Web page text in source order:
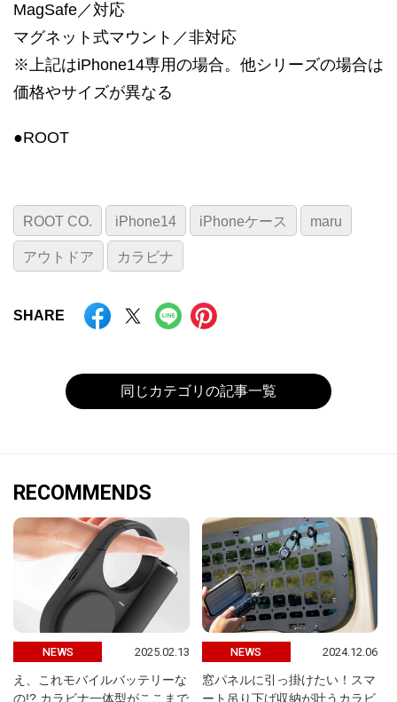
MagSafe／対応
マグネット式マウント／非対応
※上記はiPhone14専用の場合。他シリーズの場合は
価格やサイズが異なる
●ROOT
ROOT CO. iPhone14 iPhoneケース maru
アウトドア カラビナ
SHARE
同じカテゴリの記事一覧
RECOMMENDS
NEWS 2025.02.13
え、これモバイルバッテリーな
の!? カラビナ一体型がここまで
NEWS 2024.12.06
窓パネルに引っ掛けたい！スマ
ート吊り下げ収納が叶うカラビ